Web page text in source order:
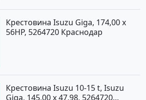
Крестовина Isuzu Giga, 174,00 x
56HP, 5264720 Краснодар
Крестовина Isuzu 10-15 t, Isuzu
Giga, 145,00 x 47,98, 5264720